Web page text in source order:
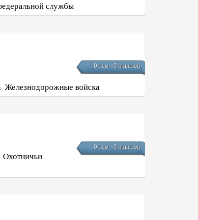
службы
0 тем · 0 ответов
Железнодорожные войска
0 тем · 0 ответов
Охотничьи